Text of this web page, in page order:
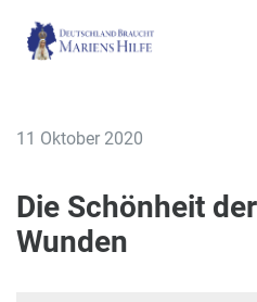
11 Oktober 2020
Die Schönheit
Wunden